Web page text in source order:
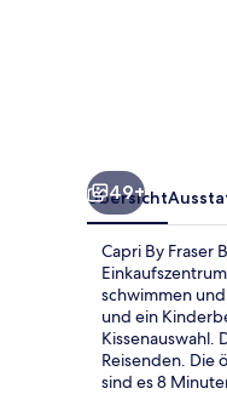
49+
Übersicht
Capri By Fraser
schwimmen
und ein
Kissenauswahl.
Reisenden. Die
sind es 8